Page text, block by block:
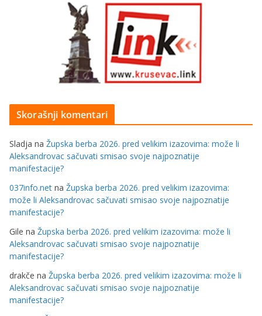
Skorašnji komentari
Sladja na Župska berba 2026. pred velikim izazovima: može li
Aleksandrovac sačuvati smisao svoje najpoznatije
manifestacije?
037info.net na Župska berba 2026. pred velikim izazovima:
može li Aleksandrovac sačuvati smisao svoje najpoznatije
manifestacije?
Gile na Župska berba 2026. pred velikim izazovima: može li
Aleksandrovac sačuvati smisao svoje najpoznatije
manifestacije?
drakče na Župska berba 2026. pred velikim izazovima: može li
Aleksandrovac sačuvati smisao svoje najpoznatije
manifestacije?